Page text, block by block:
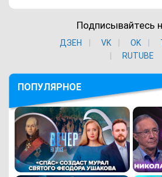
Подписывайтесь
ДЗЕН VK ОK
RUTUBE
ПОПУЛЯРНОЕ